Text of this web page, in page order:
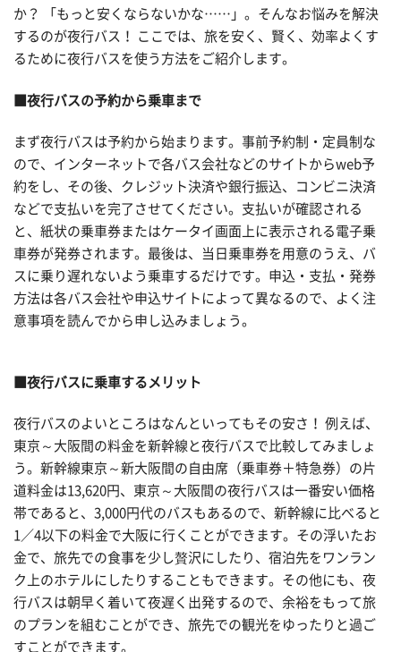
か？ 「もっと安くならないかな……」。そんなお悩みを解決
するのが夜行バス！ ここでは、旅を安く、賢く、効率よくす
るために夜行バスを使う方法をご紹介します。
■夜行バスの予約から乗車まで
まず夜行バスは予約から始まります。事前予約制・定員制な
ので、インターネットで各バス会社などのサイトからweb予
約をし、その後、クレジット決済や銀行振込、コンビニ決済
などで支払いを完了させてください。支払いが確認される
と、紙状の乗車券またはケータイ画面上に表示される電子乗
車券が発券されます。最後は、当日乗車券を用意のうえ、バ
スに乗り遅れないよう乗車するだけです。申込・支払・発券
方法は各バス会社や申込サイトによって異なるので、よく注
意事項を読んでから申し込みましょう。
■夜行バスに乗車するメリット
夜行バスのよいところはなんといってもその安さ！ 例えば、
東京～大阪間の料金を新幹線と夜行バスで比較してみましょ
う。新幹線東京～新大阪間の自由席（乗車券＋特急券）の片
道料金は13,620円、東京～大阪間の夜行バスは一番安い価格
帯であると、3,000円代のバスもあるので、新幹線に比べると
1／4以下の料金で大阪に行くことができます。その浮いたお
金で、旅先での食事を少し贅沢にしたり、宿泊先をワンラン
ク上のホテルにしたりすることもできます。その他にも、夜
行バスは朝早く着いて夜遅く出発するので、余裕をもって旅
のプランを組むことができ、旅先での観光をゆったりと過ご
すことができます。